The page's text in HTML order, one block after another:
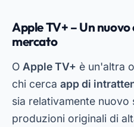
Apple TV+ – Un
mercato
O Apple TV+ è un'altra
chi cerca app di
sia relativamente nuovo
produzioni originali di